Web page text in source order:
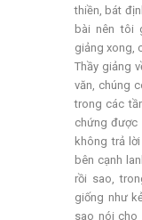
thiền, bát
bài nên tôi
giảng xong,
Thầy giảng
văn, chúng
trong các
chứng được
không trả
bên cạnh
rồi sao,
giống như
sao nói cho